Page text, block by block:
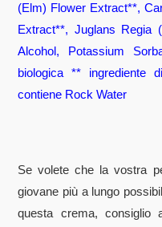
(Elm) Flower Extract**,
Extract**, Juglans Regia
Alcohol, Potassium
biologica ** ingrediente
contiene Rock Water
Se volete che la vostra
giovane più a lungo
questa crema,